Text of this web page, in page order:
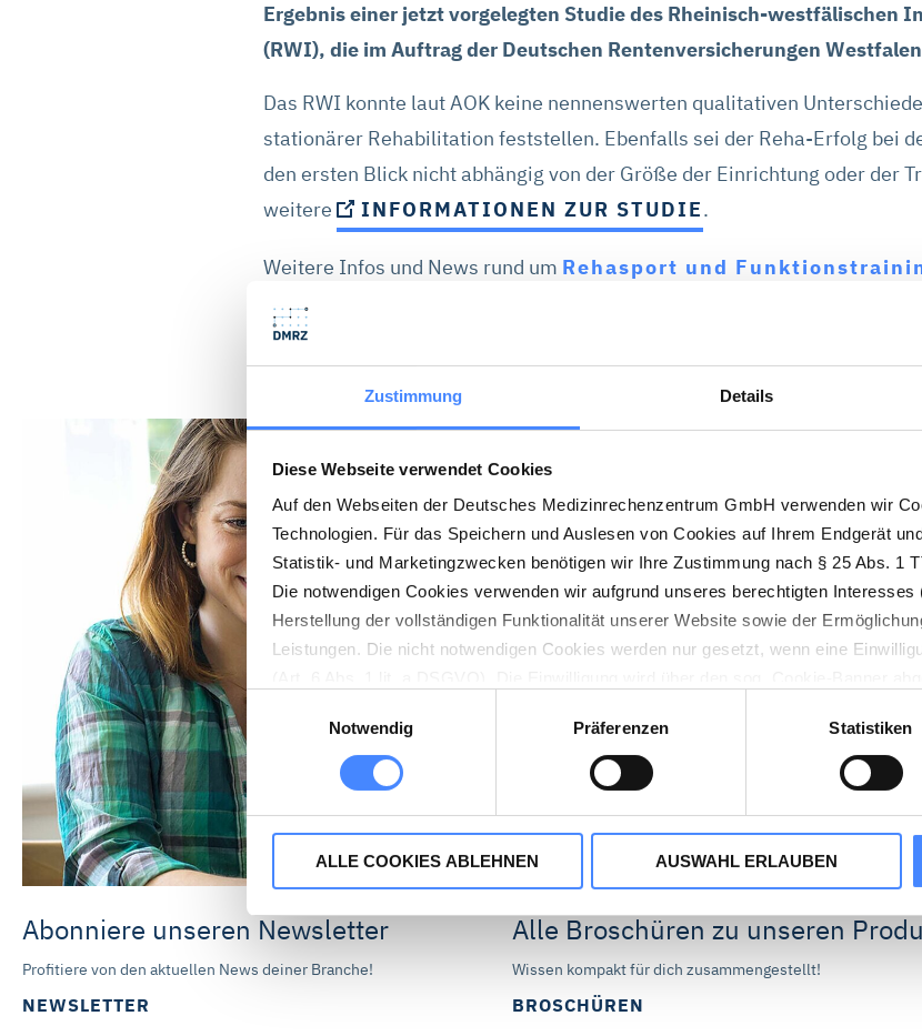
Zustimmung Details
Diese Webseite verwendet Cookies
Auf den Webseiten der Deutsches Medizinrechenzentrum GmbH verwenden wir
Technologien. Für das Speichern und Auslesen von Cookies auf Ihrem Endgerät
Statistik- und Marketingzwecken benötigen wir Ihre Zustimmung nach § 25 Abs. 1
Die notwendigen Cookies verwenden wir aufgrund unseres berechtigten
Herstellung der vollständigen Funktionalität unserer Website sowie der
Leistungen. Die nicht notwendigen Cookies werden nur gesetzt, wenn eine
Auf unserer Website ist das Cookie-Consent-Tool Cookiebot implementiert.
Havnegade 39, 1058 Kopenhagen, Dänemark betrieben. Für dessen Einsatz ist
erforderlich.
stimmen Sie auch dem Einsatz von Marketing-Cookies zu und erhalten auf Sie
Webseiten. Die Marketing-Partner können Ihre Cookie-Informationen mit anderen
Profilbildung verwenden. Sie können über die Schaltflächen auch einzeln der
Marketing-Cookies zustimmen. Die in der Schaltfläche genannten „Präferenzen“
Einwilligungsauswahl
Notwendig
Präferenzen Statistiken
ALLE COOKIES ABLEHNEN AUSWAHL ERLAUBEN
Ergebnis einer jetzt vorgelegten Studie des Rheinisch-westfälischen
(RWI), die im Auftrag der Deutschen Rentenversicherungen
Das RWI konnte laut AOK keine nennenswerten qualitativen
stationärer Rehabilitation feststellen. Ebenfalls sei der Reha-Erfolg bei
den ersten Blick nicht abhängig von der Größe der Einrichtung oder der
weitere
INFORMATIONEN ZUR STUDIE.
Weitere Infos und News rund um Rehasport und
Abonniere unseren Newsletter
Profitiere von den aktuellen News deiner Branche!
NEWSLETTER
Alle Broschüren zu unseren
Wissen kompakt für dich zusammengestellt!
BROSCHÜREN